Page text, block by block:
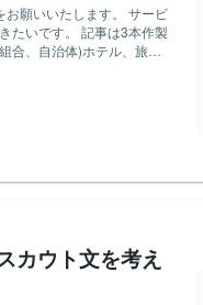
願いいたします。 サービ
事は3本作製
合、自治体)ホテル、旅
カウト文を考え